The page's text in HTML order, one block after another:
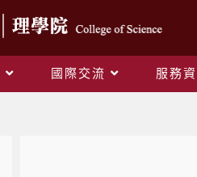
國際交流 服務